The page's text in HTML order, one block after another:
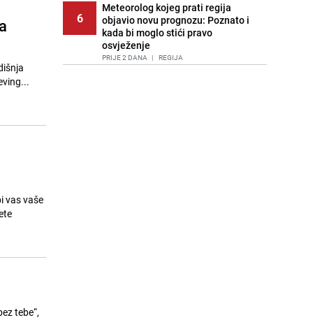
vas vaše
tebe“,
6
Meteorolog kojeg prati regija
objavio novu prognozu: Poznato i
kada bi moglo stići pravo
osvježenje
PRIJE 2 DANA | REGIJA